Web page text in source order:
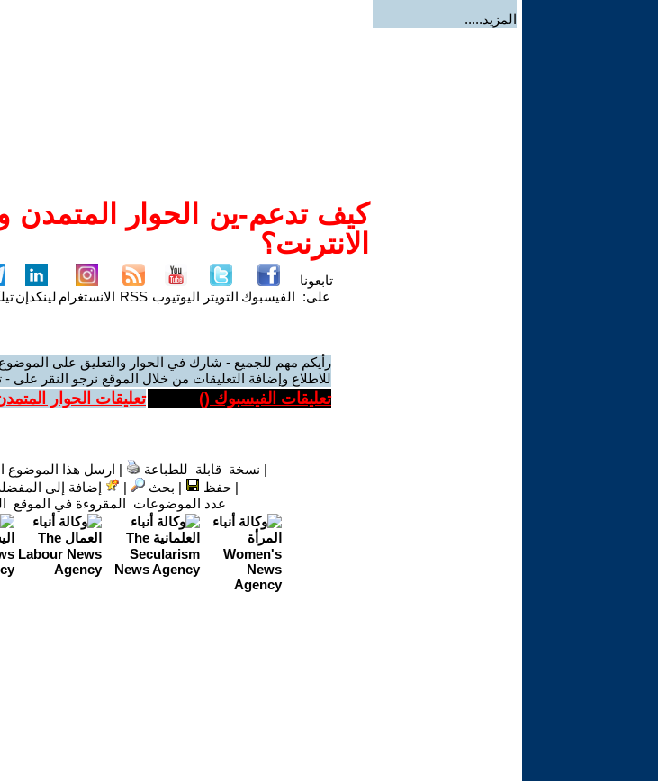
المزيد.....
كيف تدعم-ين الحوار المتمدن
الانترنت؟
تابعونا
على: الفيسبوك التويتر اليوتيوب RSS الانستغرام لينكدإن
رأيكم مهم للجميع - شارك في الحوار والتعليق على الموضوع
للاطلاع وإضافة التعليقات من خلال الموقع نرجو النقر على -
تعليقات الفيسبوك () تعليقات الحوار
| نسخة قابلة للطباعة | ارسل هذا
|حفظ | بحث | إضافة إلى
عدد الموضوعات المقروءة في الموقع